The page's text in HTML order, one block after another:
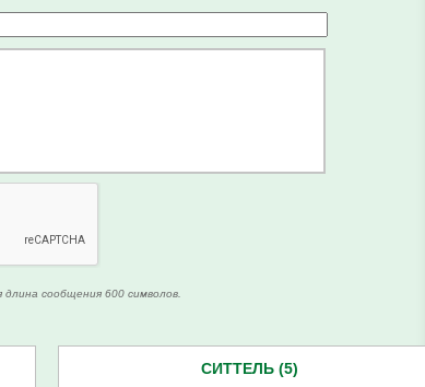
длина сообщения 600 символов.
СИТТЕЛЬ (5)